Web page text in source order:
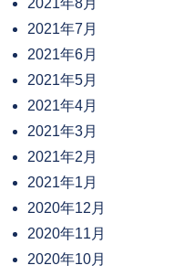
2021年8月
2021年7月
2021年6月
2021年5月
2021年4月
2021年3月
2021年2月
2021年1月
2020年12月
2020年11月
2020年10月